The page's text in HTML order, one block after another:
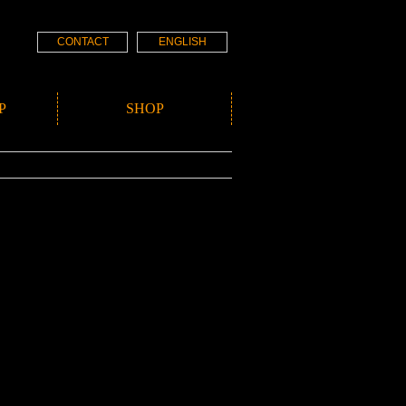
ENGLISH
CONTACT
SHOP